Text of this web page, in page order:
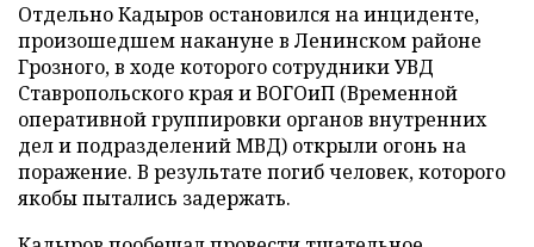
Отдельно Кадыров остановился на инциденте,
произошедшем накануне в Ленинском районе
Грозного, в ходе которого сотрудники УВД
Ставропольского края и ВОГОиП (Временной
оперативной группировки органов внутренних
дел и подразделений МВД) открыли огонь на
поражение. В результате погиб человек, которого
якобы пытались задержать.